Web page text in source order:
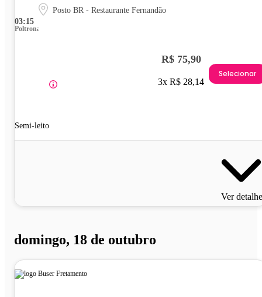
03:15
Posto BR - Restaurante Fernandão
Poltrona
Semi-leito
R$ 75,90
3x R$ 28,14
Selecionar
Ver
domingo, 18 de outubro